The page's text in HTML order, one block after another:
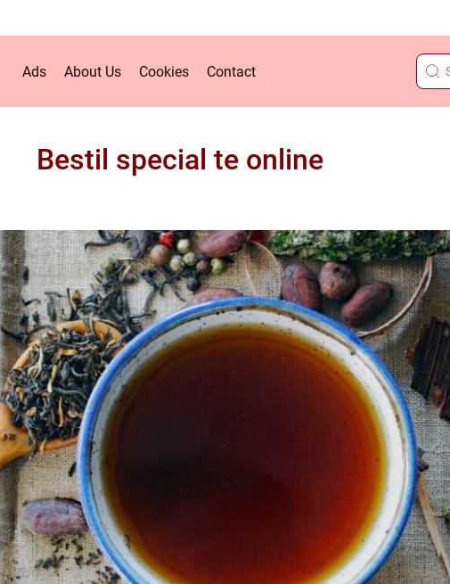
Ads About Us Cookies Contact
Bestil special te online